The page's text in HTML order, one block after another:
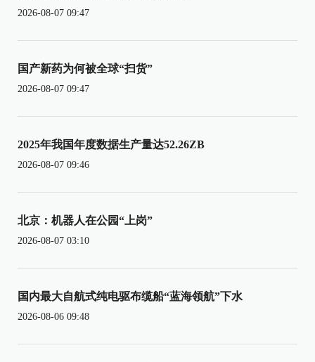
2026-08-07 09:47
国产新药为何被全球“扫货”
2026-08-07 09:47
2025年我国年度数据生产量达52.26ZB
2026-08-07 09:46
北京：机器人在公园“上岗”
2026-08-07 03:10
国内最大自航式纯电驱布缆船“蓝海领航”下水
2026-08-06 09:48